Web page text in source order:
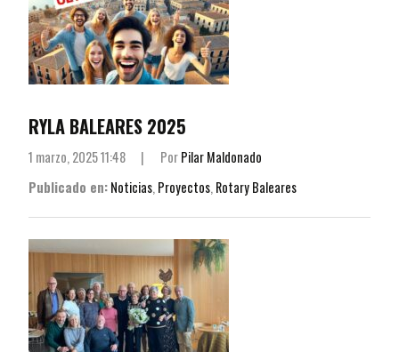
RYLA BALEARES 2025
1 marzo, 2025 11:48 | PorPilar Maldonado
Publicado en:Noticias, Proyectos, Rotary Baleares